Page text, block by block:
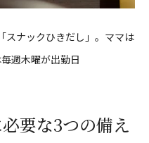
スナックひきだし」。ママは
週木曜が出勤日
要な3つの備え